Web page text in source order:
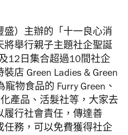
盛）主辦的「十一良心消
將舉行親子主題社企聖誕
12日集合超過10間社企
店 Green Ladies & Green
物食品的 Furry Green、
產品、活髮社等，大家去
履行社會責任，傳達善
任務，可以免費獲得社企